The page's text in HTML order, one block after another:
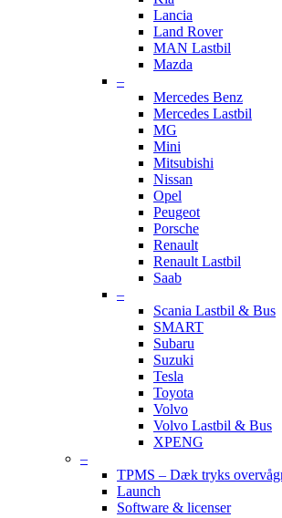
Lancia
Land Rover
MAN Lastbil
Mazda
–
Mercedes Benz
Mercedes Lastbil
MG
Mini
Mitsubishi
Nissan
Opel
Peugeot
Porsche
Renault
Renault Lastbil
Saab
–
Scania Lastbil & Bus
SMART
Subaru
Suzuki
Tesla
Toyota
Volvo
Volvo Lastbil & Bus
XPENG
–
TPMS – Dæk tryks
Launch
Software & licenser